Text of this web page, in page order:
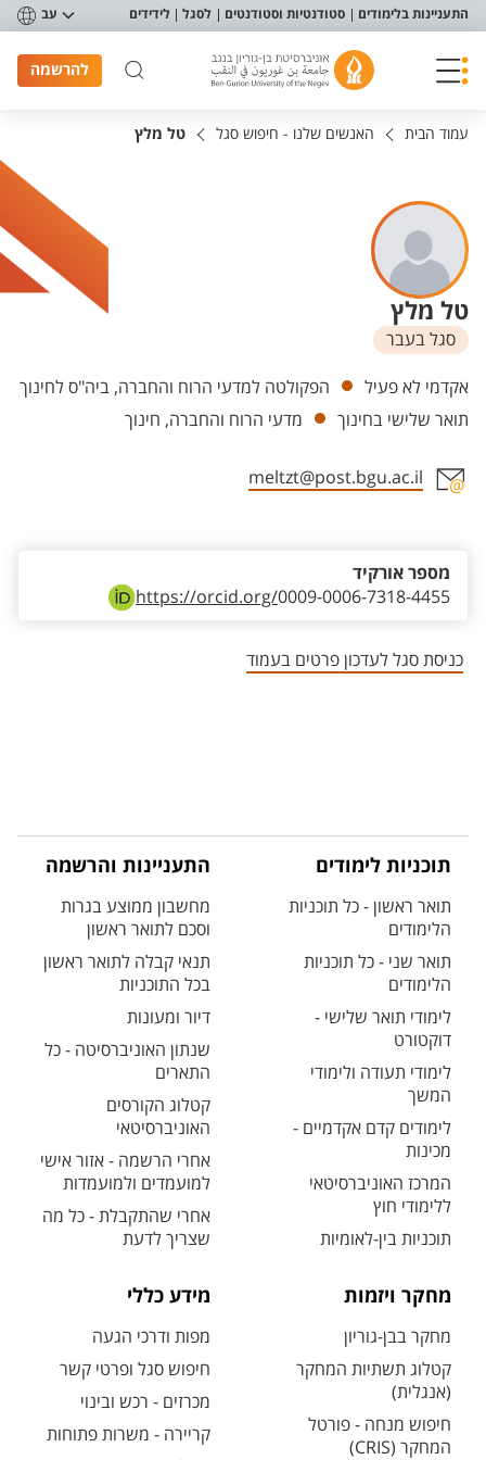
תפריט נגישות
התעניינות בלימודים סטודנטיות וסטודנטים לסגל לידידים עב
להרשמה
עמוד הבית האנשים שלנו - חיפוש סגל טל מלץ
טל מלץ
סגל בעבר
יחידות
אקדמי לא פעיל
הפקולטה למדעי הרוח והחברה, ביה"ס לחינוך
תואר שלישי בחינוך
מדעי הרוח והחברה, חינוך
meltzt@post.bgu.ac.il
https://orcid.org/0009-0006-7318-4455
מספר אורקיד
כניסת סגל לעדכון פרטים בעמוד
תוכניות לימודים
תואר ראשון - כל תוכניות
הלימודים
תואר שני - כל תוכניות
הלימודים
לימודי תואר שלישי -
דוקטורט
לימודי תעודה ולימודי
המשך
לימודים קדם אקדמיים -
מכינות
המרכז האוניברסיטאי
ללימודי חוץ
תוכניות בין-לאומיות
התעניינות והרשמה
מחשבון ממוצע בגרות
וסכם לתואר ראשון
תנאי קבלה לתואר ראשון
בכל התוכניות
דיור ומעונות
שנתון האוניברסיטה - כל
התארים
קטלוג הקורסים
האוניברסיטאי
אחרי הרשמה - אזור אישי
למועמדים ולמועמדות
אחרי שהתקבלת - כל מה
שצריך לדעת
מחקר ויזמות
מחקר בבן-גוריון
קטלוג תשתיות המחקר
(אנגלית)
חיפוש מנחה - פורטל
המחקר (CRIS)
מידע כללי
מפות ודרכי הגעה
חיפוש סגל ופרטי קשר
מכרזים - רכש ובינוי
קריירה - משרות פתוחות